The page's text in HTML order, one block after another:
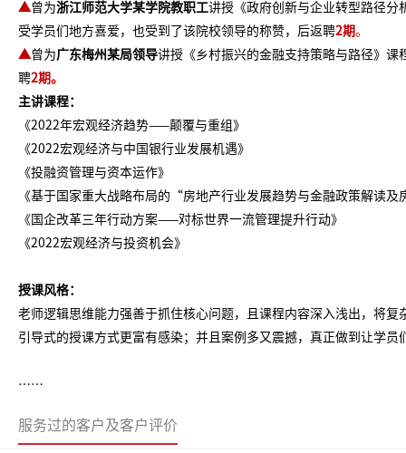
▲曾为浙江师范大学某学院教职工讲授《政府创新与企业转型路径分
受学员们地方喜爱，也受到了该院校领导的称赞，后返聘2期。
▲曾为广东梅州某局领导讲授《乡村振兴的金融支持策略与路径》
聘2期。
主讲课程：
《2022年宏观经济趋势——颠覆与重组》
《2022宏观经济与中国银行业发展机遇》
《投融资管理与资本运作》
《基于国家重大战略布局的“房地产行业发展趋势与金融政策解读
《国企改革三年行动方案——对标世界一流管理提升行动》
《2022宏观经济与投资机会》
授课风格：
老师逻辑思维能力强善于抓住核心问题，且课程内容深入浅出，将
引导式的授课方式更富有感染；并且案例多又震撼，真正做到让学
……
服务过的客户及客户评价